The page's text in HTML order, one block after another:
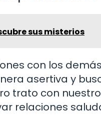
sus misterios
con los
asertiva y
trato con
relaciones